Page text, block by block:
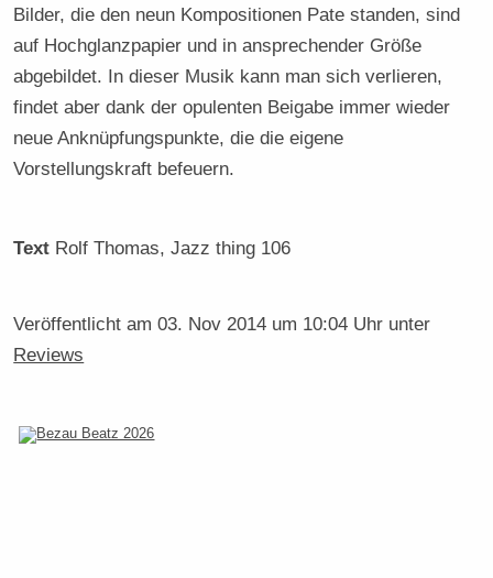
Bilder, die den neun Kompositionen Pate standen, sind
auf Hochglanzpapier und in ansprechender Größe
abgebildet. In dieser Musik kann man sich verlieren,
findet aber dank der opulenten Beigabe immer wieder
neue Anknüpfungspunkte, die die eigene
Vorstellungskraft befeuern.
Text Rolf Thomas, Jazz thing 106
Veröffentlicht am03. Nov 2014 um 10:04 Uhr unter
Reviews